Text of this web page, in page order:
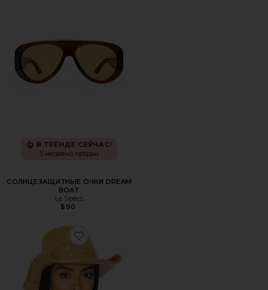
В ТРЕНДЕ СЕЙЧАС!
5 недавно продан
СОЛНЦЕЗАЩИТНЫЕ ОЧКИ DREAM
BOAT
Le Specs
$90
Favorite КОВБОЙСКАЯ ШЛЯПА DIANO